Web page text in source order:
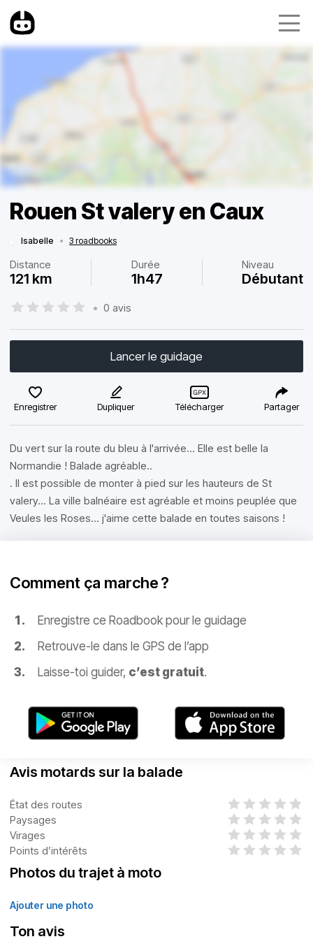
Rouen St valery en Caux
Isabelle • 3 roadbooks
Distance
121 km
Durée
1h47
Niveau
Débutant
• 0 avis
Lancer le guidage
Enregistrer Dupliquer Télécharger Partager
Du vert sur la route du bleu à l'arrivée... Elle est belle la
Normandie ! Balade agréable..
. Il est possible de monter à pied sur les hauteurs de St
valery... La ville balnéaire est agréable et moins peuplée que
Veules les Roses... j'aime cette balade en toutes saisons !
Comment ça marche ?
Enregistre ce Roadbook pour le guidage
Retrouve-le dans le GPS de l’app
Laisse-toi guider, c’est gratuit.
Avis motards sur la balade
État des routes
Paysages
Virages
Points d’intérêts
Photos du trajet à moto
Ajouter une photo
Ton avis